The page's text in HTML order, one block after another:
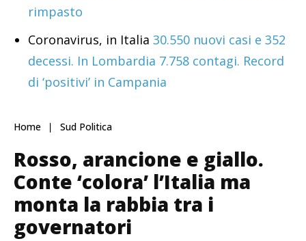
rimpasto
Coronavirus, in Italia 30.550 nuovi casi e 352
decessi. In Lombardia 7.758 contagi. Record
di ‘positivi’ in Campania
Home Sud Politica
Rosso, arancione e giallo.
Conte ‘colora’ l’Italia ma
monta la rabbia tra i
governatori